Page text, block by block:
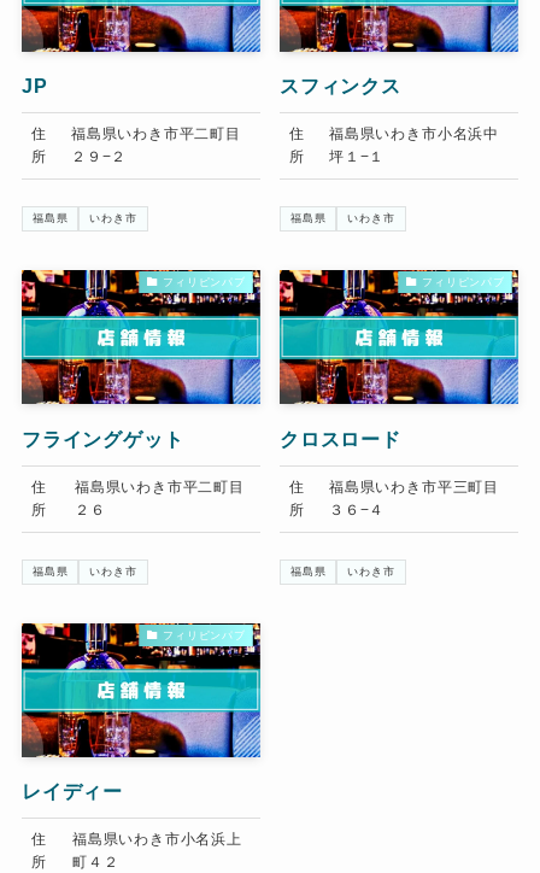
JP
住
所
福島県いわき市平二町目
２９−２
福島県 いわき市
スフィンクス
住
所
福島県いわき市小名浜中
坪１−１
福島県 いわき市
フィリピンパブ
フライングゲット
住
所
福島県いわき市平二町目
２６
福島県 いわき市
フィリピンパブ
クロスロード
住
所
福島県いわき市平三町目
３６−４
福島県 いわき市
フィリピンパブ
レイディー
住
所
福島県いわき市小名浜上
町４２